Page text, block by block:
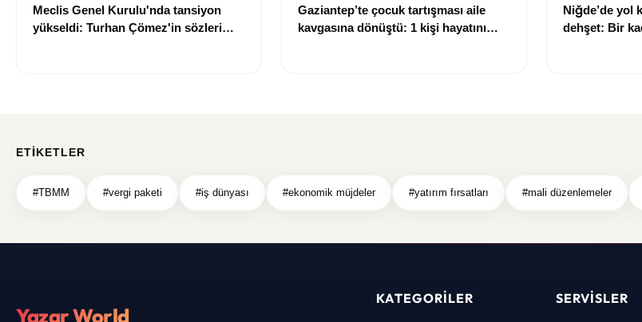
Meclis Genel Kurulu'nda tansiyon
yükseldi: Turhan Çömez'in sözleri
Gaziantep’te çocuk tartışması aile
kavgasına dönüştü: 1 kişi hayatını
Niğde’de yol
dehşet: Bir
ETIKETLER
#TBMM #vergi paketi #iş dünyası #ekonomik müjdeler #yatırım fırsatları #mali düzenlemeler
Yazar World
KATEGORILER SERVISLER